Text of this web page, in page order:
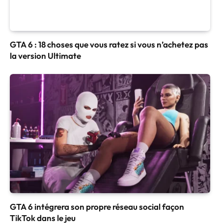
GTA 6 : 18 choses que vous ratez si vous n’achetez pas
la version Ultimate
GTA 6 intégrera son propre réseau social façon
TikTok dans le jeu